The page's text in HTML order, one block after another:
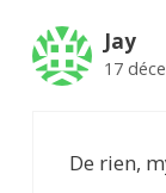
Jay
17
De rien,